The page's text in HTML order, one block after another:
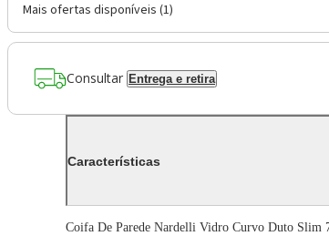
Mais ofertas disponíveis (1)
Consultar Entrega e retira
Características
Coifa De Parede Nardelli Vidro Curvo Duto Slim